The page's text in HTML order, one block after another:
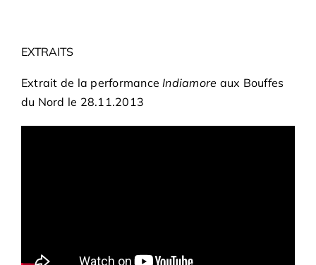
EXTRAITS
Extrait de la performanceIndiamore aux Bouffes
du Nord le 28.11.2013